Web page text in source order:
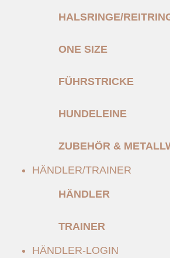
HALSRINGE/
ONE SIZE
FÜHRSTRICKE
HUNDELEINE
ZUBEHÖR &
HÄNDLER/TRAINER
HÄNDLER
TRAINER
HÄNDLER-LOGIN